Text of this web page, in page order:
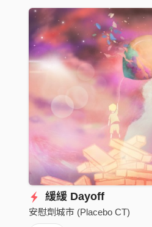
緩緩 Dayoff
安慰劑城市 (Placebo CT)